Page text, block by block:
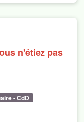
n'étiez pas
- CdD